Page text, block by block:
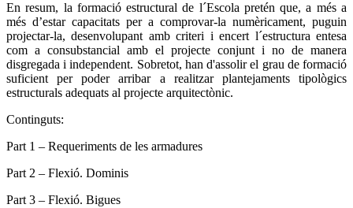
En resum, la formació estructural de l´Escola pretén que, a més a
més d’estar capacitats per a comprovar-la numèricament, puguin
projectar-la, desenvolupant amb criteri i encert l´estructura entesa
com a consubstancial amb el projecte conjunt i no de manera
disgregada i independent. Sobretot, han d'assolir el grau de formació
suficient per poder arribar a realitzar plantejaments tipològics
estructurals adequats al projecte arquitectònic.
Continguts:
Part 1 – Requeriments de les armadures
Part 2 – Flexió. Dominis
Part 3 – Flexió. Bigues